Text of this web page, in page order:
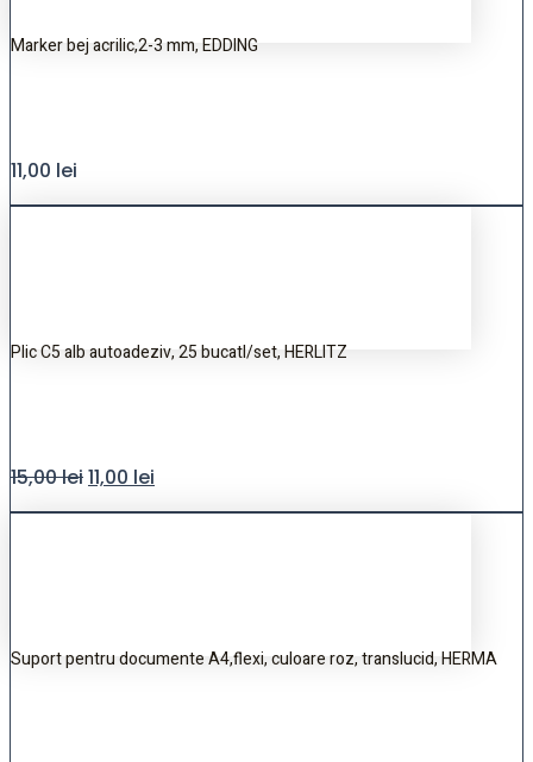
Marker bej acrilic,2-3 mm, EDDING
11,00 lei
Plic C5 alb autoadeziv, 25 bucatI/set, HERLITZ
15,00lei11,00 lei
Suport pentru documente A4,flexi, culoare roz, translucid, HERMA